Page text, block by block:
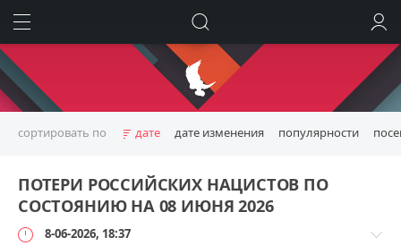
сортировать по дате дате изменения популярности
ПОТЕРИ РОССИЙСКИХ НАЦИСТОВ ПО
СОСТОЯНИЮ НА 08 ИЮНЯ 2026
8-06-2026, 18:37